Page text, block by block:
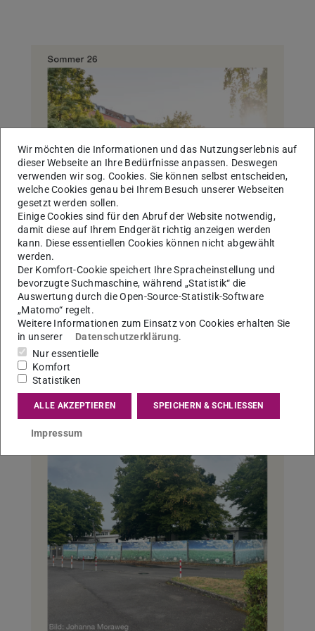
Masterentwurf Lenné Preis 2026
Wir möchten die Informationen und das Nutzungserlebnis auf
dieser Webseite an Ihre Bedürfnisse anpassen. Deswegen
verwenden wir sog. Cookies. Sie können selbst entscheiden,
welche Cookies genau bei Ihrem Besuch unserer Webseiten
gesetzt werden sollen.
Einige Cookies sind für den Abruf der Website notwendig,
damit diese auf Ihrem Endgerät richtig anzeigen werden
kann. Diese essentiellen Cookies können nicht abgewählt
werden.
Der Komfort-Cookie speichert Ihre Spracheinstellung und
bevorzugte Suchmaschine, während „Statistik“ die
Auswertung durch die Open-Source-Statistik-Software
„Matomo“ regelt.
Weitere Informationen zum Einsatz von Cookies erhalten Sie
in unserer
Datenschutzerklärung.
Nur essentielle
Komfort
Statistiken
ALLE AKZEPTIEREN SPEICHERN & SCHLIESSEN
Impressum